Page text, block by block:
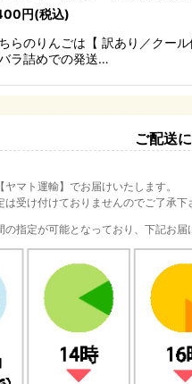
円(税込)
らのりんごは【 訳あり／クー
ラ詰めでの発送…
ご配送
マト運輸】でお届けいたします。
受け付けておりませんのでご了承下
の指定が可能となっており、下記お届